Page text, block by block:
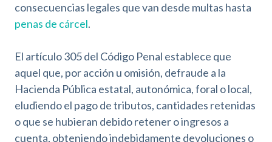
consecuencias legales que van desde multas hasta
penas de cárcel.
El artículo 305 del Código Penal establece que
aquel que, por acción u omisión, defraude a la
Hacienda Pública estatal, autonómica, foral o local,
eludiendo el pago de tributos, cantidades retenidas
o que se hubieran debido retener o ingresos a
cuenta, obteniendo indebidamente devoluciones o